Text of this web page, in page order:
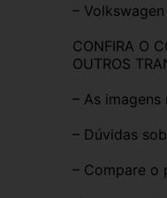
–
CONFIRA O
OUTROS
– As
– Dúvidas
– Compare o